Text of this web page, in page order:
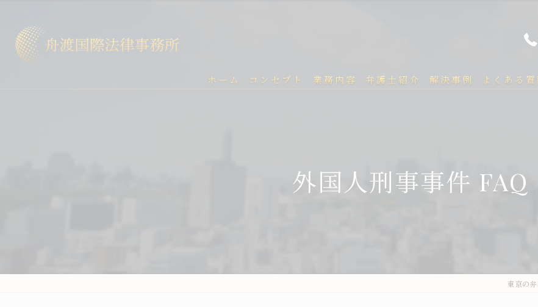
ホーム コンセプト 業務内容 弁護士紹介 解決事例 よくある質
外国人刑事事件 FAQ
東京の